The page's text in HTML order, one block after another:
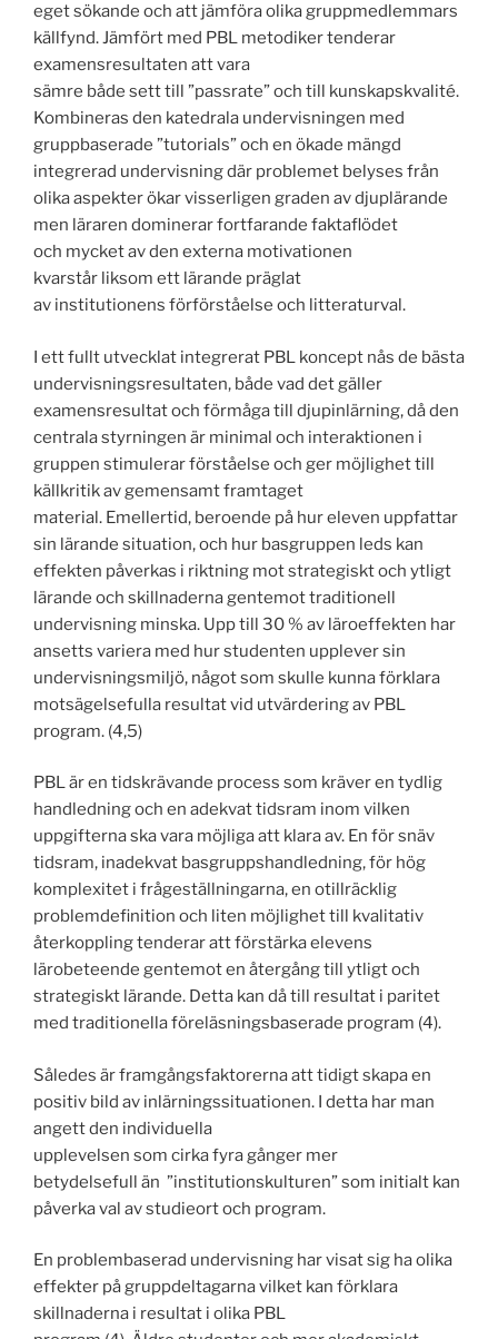
eget sökande och att jämföra olika gruppmedlemmars
källfynd. Jämfört med PBL metodiker tenderar
examensresultaten att vara
sämre både sett till ”passrate” och till kunskapskvalité.
Kombineras den katedrala undervisningen med
gruppbaserade ”tutorials” och en ökade mängd
integrerad undervisning där problemet belyses från
olika aspekter ökar visserligen graden av djuplärande
men läraren dominerar fortfarande faktaflödet
och mycket av den externa motivationen
kvarstår liksom ett lärande präglat
av institutionens förförståelse och litteraturval.
I ett fullt utvecklat integrerat PBL koncept nås de bästa
undervisningsresultaten, både vad det gäller
examensresultat och förmåga till djupinlärning, då den
centrala styrningen är minimal och interaktionen i
gruppen stimulerar förståelse och ger möjlighet till
källkritik av gemensamt framtaget
material. Emellertid, beroende på hur eleven uppfattar
sin lärande situation, och hur basgruppen leds kan
effekten påverkas i riktning mot strategiskt och ytligt
lärande och skillnaderna gentemot traditionell
undervisning minska. Upp till 30 % av läroeffekten har
ansetts variera med hur studenten upplever sin
undervisningsmiljö, något som skulle kunna förklara
motsägelsefulla resultat vid utvärdering av PBL
program. (4,5)
PBL är en tidskrävande process som kräver en tydlig
handledning och en adekvat tidsram inom vilken
uppgifterna ska vara möjliga att klara av. En för snäv
tidsram, inadekvat basgruppshandledning, för hög
komplexitet i frågeställningarna, en otillräcklig
problemdefinition och liten möjlighet till kvalitativ
återkoppling tenderar att förstärka elevens
lärobeteende gentemot en återgång till ytligt och
strategiskt lärande. Detta kan då till resultat i paritet
med traditionella föreläsningsbaserade program (4).
Således är framgångsfaktorerna att tidigt skapa en
positiv bild av inlärningssituationen. I detta har man
angett den individuella
upplevelsen som cirka fyra gånger mer
betydelsefull än ”institutionskulturen” som initialt kan
påverka val av studieort och program.
En problembaserad undervisning har visat sig ha olika
effekter på gruppdeltagarna vilket kan förklara
skillnaderna i resultat i olika PBL